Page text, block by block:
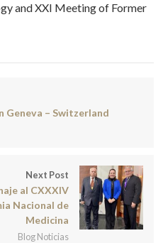
and XXI Meeting of Former
Geneva – Switzerland
Next Post
al CXXXIV
Nacional de
Medicina
Blog Noticias